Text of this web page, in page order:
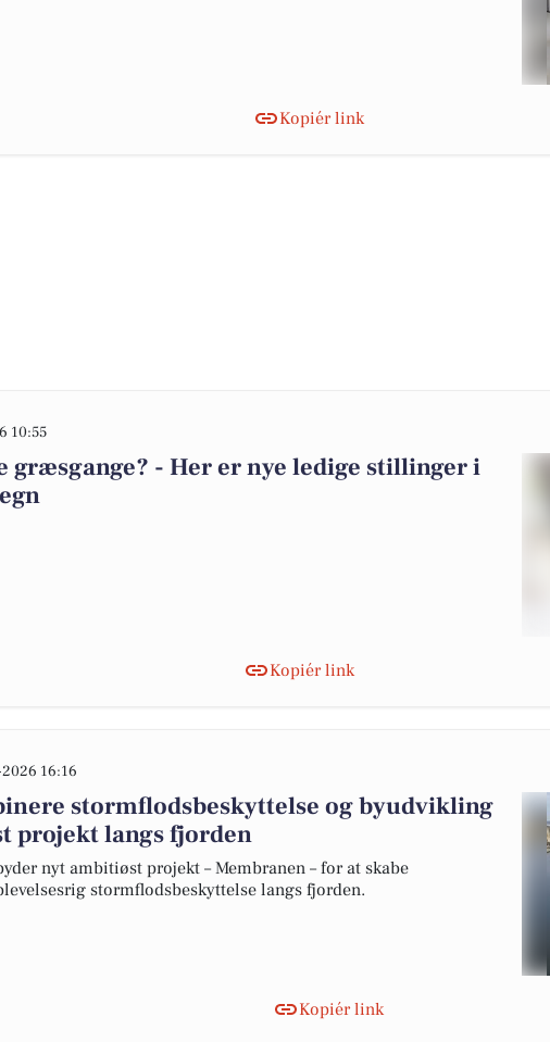
Kopiér link
10:55
græsgange? - Her er nye ledige stillinger i
Kopiér link
16:16
stormflodsbeskyttelse og byudvikling
projekt langs fjorden
nyt ambitiøst projekt – Membranen – for at skabe
stormflodsbeskyttelse langs fjorden.
Kopiér link